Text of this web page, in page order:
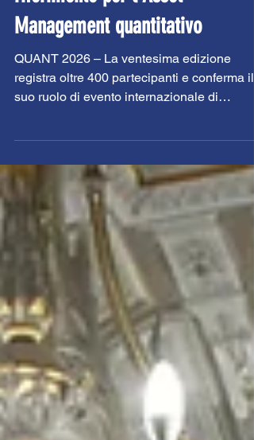
partecipanti e conferma il suo
ruolo di evento internazionale di
riferimento per l’Asset
Management quantitativo
suo ruolo di evento internazionale di
riferimento per l’Asset Management
quantitativo